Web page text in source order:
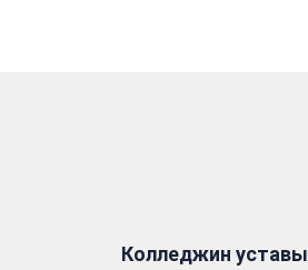
Колледжин уставы